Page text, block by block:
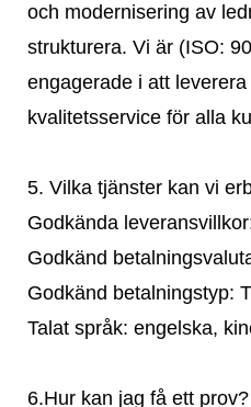
och modernisering av
strukturera. Vi är (ISO:
engagerade i att
kvalitetsservice för alla
5. Vilka tjänster kan vi
Godkända
Godkänd
Godkänd betalningstyp:
Talat språk: engelska,
6.Hur kan jag få ett prov?